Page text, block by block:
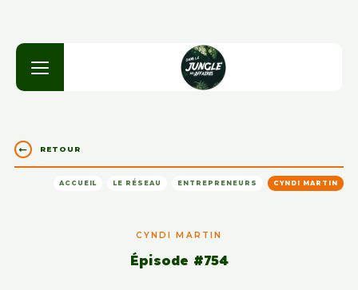
RETOUR
ACCUEIL LE RÉSEAU ENTREPRENEURS CYNDI MARTIN
CYNDI MARTIN
Épisode #754